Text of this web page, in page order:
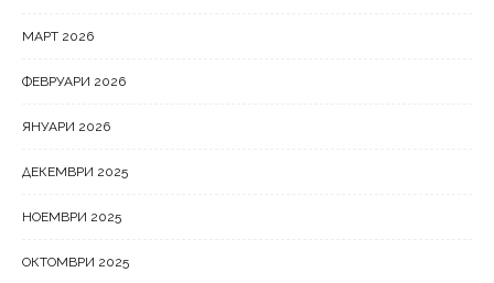
МАРТ 2026
ФЕВРУАРИ 2026
ЯНУАРИ 2026
ДЕКЕМВРИ 2025
НОЕМВРИ 2025
ОКТОМВРИ 2025